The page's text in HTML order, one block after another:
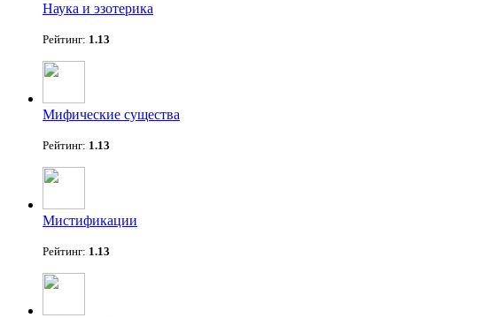
Наука и эзотерика
Рейтинг: 1.13
Мифические существа
Рейтинг: 1.13
Мистификации
Рейтинг: 1.13